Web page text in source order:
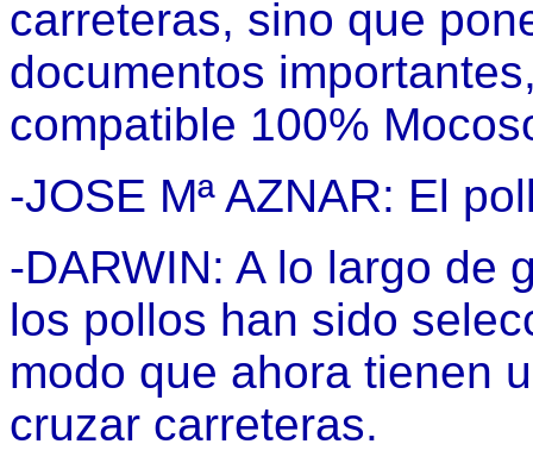
carreteras, sino que
documentos
compatible 100%
-JOSE Mª AZNAR: El
-DARWIN: A lo largo de
los pollos han sido
modo que ahora tienen
cruzar carreteras.